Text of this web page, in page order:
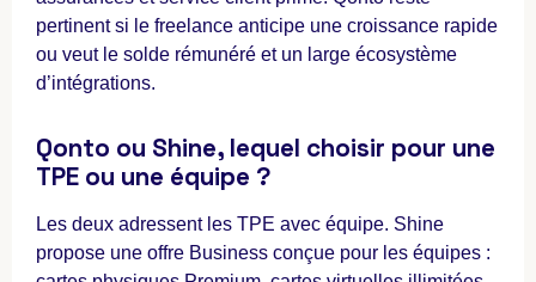
pertinent si le freelance anticipe une croissance rapide
ou veut le solde rémunéré et un large écosystème
d’intégrations.
Qonto ou Shine, lequel choisir pour une
TPE ou une équipe ?
Les deux adressent les TPE avec équipe. Shine
propose une offre Business conçue pour les équipes :